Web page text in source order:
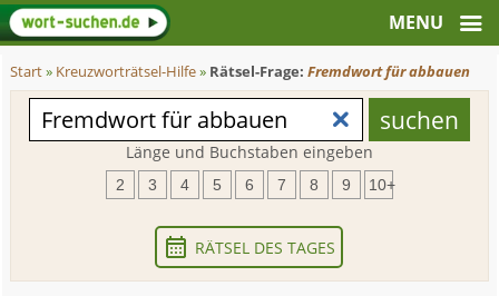
Start» Kreuzworträtsel-Hilfe» Rätsel-Frage:Fremdwort für abbauen
Länge und Buchstaben eingeben
2 3 4 5 6 7 8 9 10+
RÄTSEL DES TAGES